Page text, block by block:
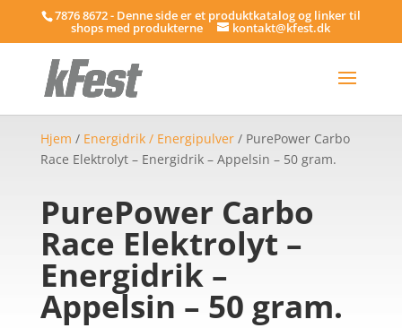
7876 8672 - Denne side er et produktkatalog og linker til
shops med produkterne kontakt@kfest.dk
Hjem / Energidrik / Energipulver/ PurePower Carbo
Race Elektrolyt – Energidrik – Appelsin – 50 gram.
PurePower Carbo
Race Elektrolyt –
Energidrik –
Appelsin – 50 gram.